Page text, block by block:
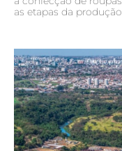
as etapas da